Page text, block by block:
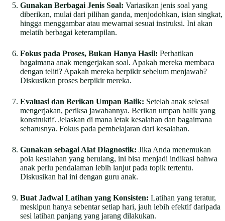
Gunakan Berbagai Jenis Soal: Variasikan jenis soal yang
diberikan, mulai dari pilihan ganda, menjodohkan, isian singkat,
hingga menggambar atau mewarnai sesuai instruksi. Ini akan
melatih berbagai keterampilan.
Fokus pada Proses, Bukan Hanya Hasil: Perhatikan
bagaimana anak mengerjakan soal. Apakah mereka membaca
dengan teliti? Apakah mereka berpikir sebelum menjawab?
Diskusikan proses berpikir mereka.
Evaluasi dan Berikan Umpan Balik: Setelah anak selesai
mengerjakan, periksa jawabannya. Berikan umpan balik yang
konstruktif. Jelaskan di mana letak kesalahan dan bagaimana
seharusnya. Fokus pada pembelajaran dari kesalahan.
Gunakan sebagai Alat Diagnostik: Jika Anda menemukan
pola kesalahan yang berulang, ini bisa menjadi indikasi bahwa
anak perlu pendalaman lebih lanjut pada topik tertentu.
Diskusikan hal ini dengan guru anak.
Buat Jadwal Latihan yang Konsisten: Latihan yang teratur,
meskipun hanya sebentar setiap hari, jauh lebih efektif daripada
sesi latihan panjang yang jarang dilakukan.